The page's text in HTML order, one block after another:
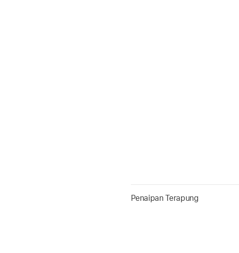
Penaipan Terapung